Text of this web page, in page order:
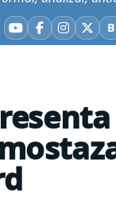
YouTube
Facebook
X B